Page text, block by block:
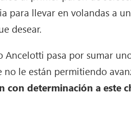
para llevar en volandas a
desear.
pasa por sumar
le están permitiendo
con determinación a este